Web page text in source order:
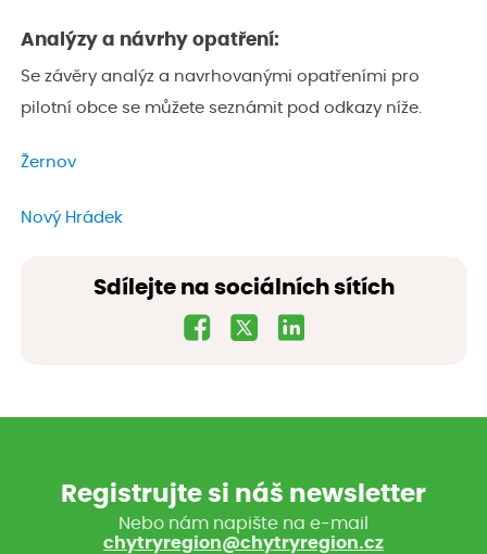
Analýzy a návrhy opatření:
Se závěry analýz a navrhovanými opatřeními pro
pilotní obce se můžete seznámit pod odkazy níže.
Žernov
Nový Hrádek
Sdílejte na sociálních sítích
Registrujte si náš newsletter
Nebo nám napište na e-mail
chytryregion@chytryregion.cz